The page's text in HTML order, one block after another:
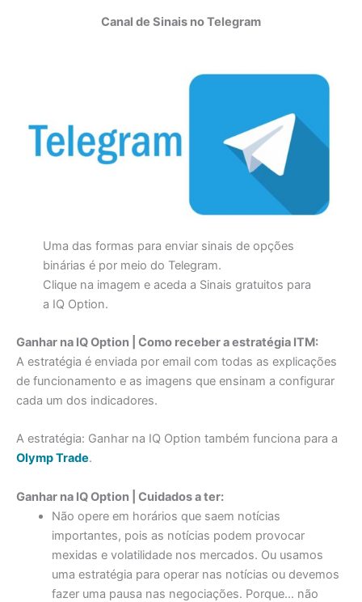
Canal de Sinais no Telegram
Uma das formas para enviar sinais de opções
binárias é por meio do Telegram.
Clique na imagem e aceda a Sinais gratuitos para
a IQ Option.
Ganhar na IQ Option | Como receber a estratégia ITM:
A estratégia é enviada por email com todas as explicações
de funcionamento e as imagens que ensinam a configurar
cada um dos indicadores.
A estratégia: Ganhar na IQ Option também funciona para a
Olymp Trade.
Ganhar na IQ Option | Cuidados a ter:
Não opere em horários que saem notícias
importantes, pois as notícias podem provocar
mexidas e volatilidade nos mercados. Ou usamos
uma estratégia para operar nas notícias ou devemos
fazer uma pausa nas negociações. Porque… não